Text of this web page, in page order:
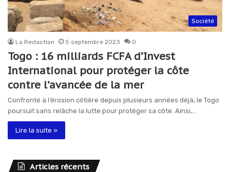
Société
La Redaction 5 septembre 2023 0
Togo : 16 milliards FCFA d’Invest
International pour protéger la côte
contre l’avancée de la mer
Confronté à l’érosion côtière depuis plusieurs années déjà, le Togo
poursuit sans relâche la lutte pour protéger sa côte. Ainsi,…
Lire la suite »
Articles récents